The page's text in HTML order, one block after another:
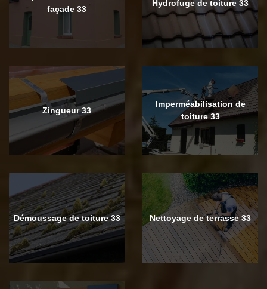
façade 33
Hydrofuge de toiture 33
Zingueur 33
Imperméabilisation de
toiture 33
Démoussage de toiture 33 Nettoyage de terrasse 33